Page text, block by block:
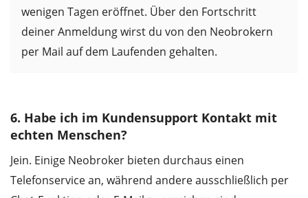
wenigen Tagen eröffnet. Über den Fortschritt
deiner Anmeldung wirst du von den Neobrokern
per Mail auf dem Laufenden gehalten.
6. Habe ich im Kundensupport Kontakt mit
echten Menschen?
Jein. Einige Neobroker bieten durchaus einen
Telefonservice an, während andere ausschließlich per